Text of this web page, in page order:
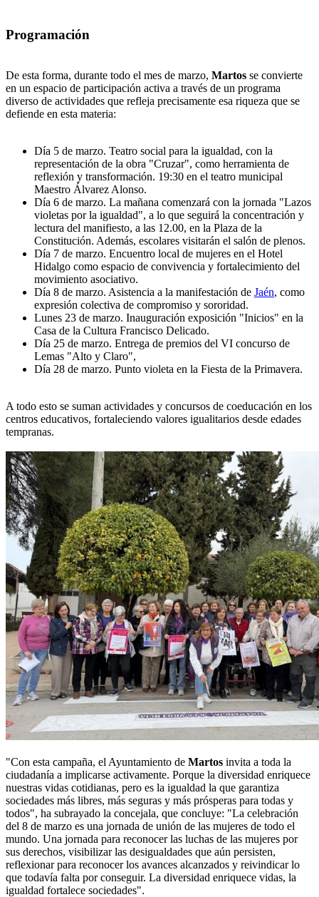
Programación
De esta forma, durante todo el mes de marzo, Martos se convierte
en un espacio de participación activa a través de un programa
diverso de actividades que refleja precisamente esa riqueza que se
defiende en esta materia:
Día 5 de marzo. Teatro social para la igualdad, con la
representación de la obra "Cruzar", como herramienta de
reflexión y transformación. 19:30 en el teatro municipal
Maestro Álvarez Alonso.
Día 6 de marzo. La mañana comenzará con la jornada "Lazos
violetas por la igualdad", a lo que seguirá la concentración y
lectura del manifiesto, a las 12.00, en la Plaza de la
Constitución. Además, escolares visitarán el salón de plenos.
Día 7 de marzo. Encuentro local de mujeres en el Hotel
Hidalgo como espacio de convivencia y fortalecimiento del
movimiento asociativo.
Día 8 de marzo. Asistencia a la manifestación de Jaén, como
expresión colectiva de compromiso y sororidad.
Lunes 23 de marzo. Inauguración exposición "Inicios" en la
Casa de la Cultura Francisco Delicado.
Día 25 de marzo. Entrega de premios del VI concurso de
Lemas "Alto y Claro",
Día 28 de marzo. Punto violeta en la Fiesta de la Primavera.
A todo esto se suman actividades y concursos de coeducación en los
centros educativos, fortaleciendo valores igualitarios desde edades
tempranas.
"Con esta campaña, el Ayuntamiento de Martos invita a toda la
ciudadanía a implicarse activamente. Porque la diversidad enriquece
nuestras vidas cotidianas, pero es la igualdad la que garantiza
sociedades más libres, más seguras y más prósperas para todas y
todos", ha subrayado la concejala, que concluye: "La celebración
del 8 de marzo es una jornada de unión de las mujeres de todo el
mundo. Una jornada para reconocer las luchas de las mujeres por
sus derechos, visibilizar las desigualdades que aún persisten,
reflexionar para reconocer los avances alcanzados y reivindicar lo
que todavía falta por conseguir. La diversidad enriquece vidas, la
igualdad fortalece sociedades".